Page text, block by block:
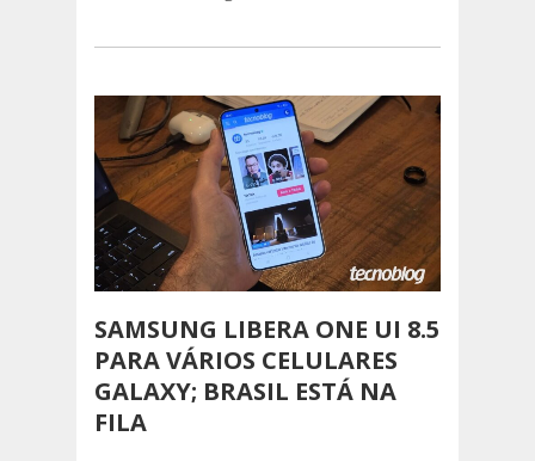
SAMSUNG LIBERA ONE UI 8.5
PARA VÁRIOS CELULARES
GALAXY; BRASIL ESTÁ NA
FILA